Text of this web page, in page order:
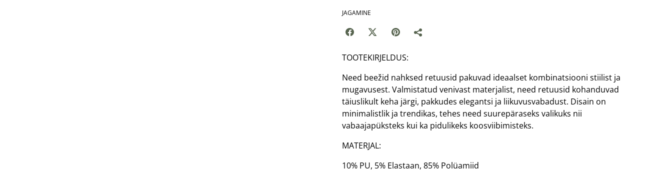
JAGAMINE
TOOTEKIRJELDUS:
Need beežid nahksed retuusid pakuvad ideaalset kombinatsiooni stiilist ja
mugavusest. Valmistatud venivast materjalist, need retuusid kohanduvad
täiuslikult keha järgi, pakkudes elegantsi ja liikuvusvabadust. Disain on
minimalistlik ja trendikas, tehes need suurepäraseks valikuks nii
vabaajapüksteks kui ka pidulikeks koosviibimisteks.
MATERJAL:
10% PU, 5% Elastaan, 85% Polüamiid